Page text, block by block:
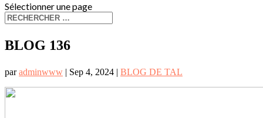
Sélectionner une page
BLOG 136
paradminwww | Sep 4, 2024 | BLOG DE TAL